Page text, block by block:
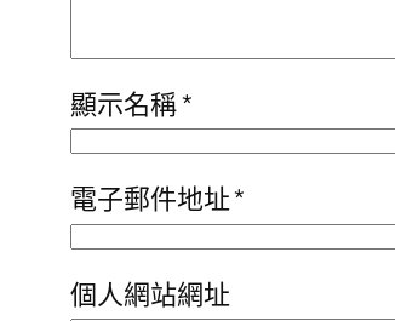
顯示名稱*
電子郵件地址*
個人網站網址